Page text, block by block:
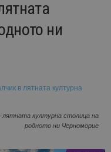
ни
лятната културна столица на
родното ни Черноморие